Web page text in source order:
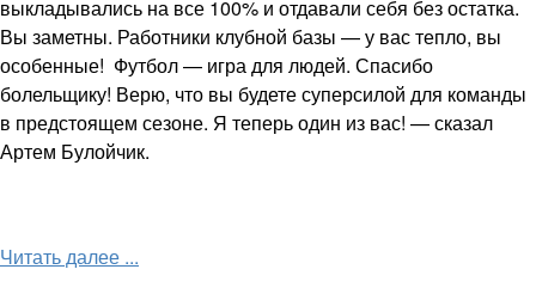
выкладывались на все 100% и отдавали себя без остатка.
Вы заметны. Работники клубной базы — у вас тепло, вы
особенные! Футбол — игра для людей. Спасибо
болельщику! Верю, что вы будете суперсилой для команды
в предстоящем сезоне. Я теперь один из вас! — сказал
Артем Булойчик.
Читать далее ...